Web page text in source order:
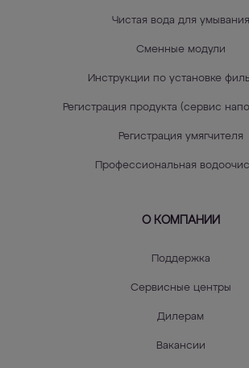
Чистая вода для умывания
Сменные модули
Инструкции по установке
Регистрация продукта (сервис
Регистрация умягчителя
Профессиональная
О КОМПАНИИ
Поддержка
Сервисные центры
Дилерам
Вакансии